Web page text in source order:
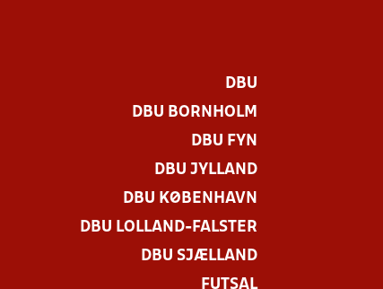
DBU
DBU BORNHOLM
DBU FYN
DBU JYLLAND
DBU KØBENHAVN
DBU LOLLAND-FALSTER
DBU SJÆLLAND
FUTSAL